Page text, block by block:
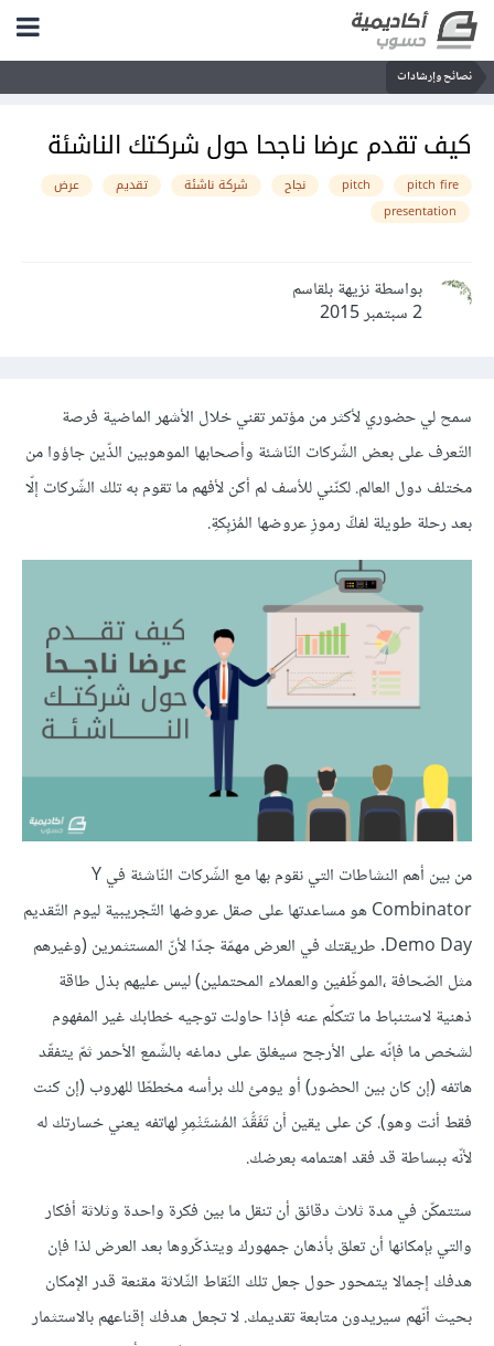
نصائح وإرشادات
كيف تقدم عرضا ناجحا حول شركتك الناشئة
pitch fire
pitch نجاح شركة ناشئة تقديم
عرض
presentation
بواسطة نزيهة بلقاسم
2 سبتمبر 2015
سمح لي حضوري لأكثر من مؤتمر تقني خلال الأشهر الماضية فرصة
التّعرف على بعض الشّركات النّاشئة وأصحابها الموهوبين الذّين جاؤوا من
مختلف دول العالم. لكنّني للأسف لم أكن لأفهم ما تقوم به تلك الشّركات إلّا
بعد رحلة طويلة لفكِّ رموزِ عروضها المُرْبِكةِ.
من بين أهم النشاطات التي نقوم بها مع الشّركات النّاشئة في Y
Combinator هو مساعدتها على صقل عروضها التّجريبية ليوم التّقديم
Demo Day. طريقتك في العرض مهمّة جدّا لأنّ المستثمرين (وغيرهم
مثل الصّحافة ،الموظّفين والعملاء المحتملين) ليس عليهم بذل طاقة
ذهنية لاستنباط ما تتكلّم عنه فإذا حاولت توجيه خطابك غير المفهوم
لشخص ما فإنّه على الأرجح سيغلق على دماغه بالشّمع الأحمر ثمّ يتفقّد
هاتفه (إن كان بين الحضور) أو يومئ لك برأسه مخططّا للهروب (إن كنت
فقط أنت وهو). كن على يقين أن تَفَقُّدَ المُسْتَثْمِرِ لهاتفه يعني خسارتك له
لأنّه ببساطة قد فقد اهتمامه بعرضك.
ستتمكّن في مدة ثلاث دقائق أن تنقل ما بين فكرة واحدة وثلاثة أفكار
والتي بإمكانها أن تعلق بأذهان جمهورك ويتذكّروها بعد العرض لذا فإن
هدفك إجمالا يتمحور حول جعل تلك النّقاط الثّلاثة مقنعة قدر الإمكان
بحيث أنّهم سيريدون متابعة تقديمك. لا تجعل هدفك إقناعهم بالاستثمار